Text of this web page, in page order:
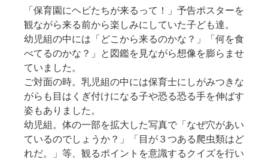
「保育園にヘビたちが来るって！」予告ポスターを
観ながら来る前から楽しみにしていた子ども達。
幼児組の中には「どこから来るのかな？」「何を食
べてるのかな？」と図鑑を見ながら想像を膨らませ
ていました。
ご対面の時。乳児組の中には保育士にしがみつきな
がらも目はくぎ付けになる子や恐る恐る手を伸ばす
姿もありました。
幼児組。体の一部を拡大した写真で「なぜ穴があい
ているのでしょうか？」「目が３つある爬虫類はど
れだ。」等、観るポイントを意識するクイズを行い